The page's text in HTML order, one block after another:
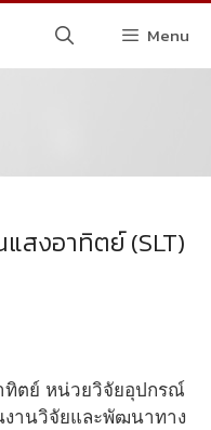
Menu
สงอาทิตย์ (SLT)
ทิตย์ หน่วยวิจัยอุปกรณ์
งานวิจัยและพัฒนาทาง